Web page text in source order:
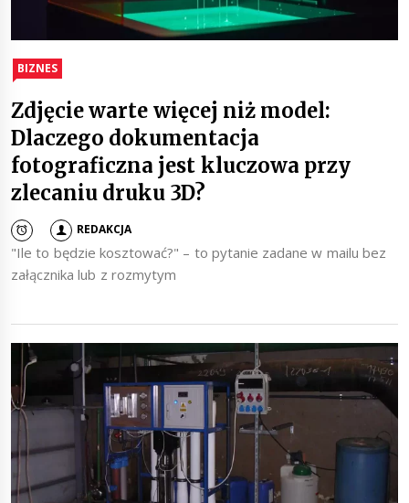
BIZNES
Zdjęcie warte więcej niż model:
Dlaczego dokumentacja
fotograficzna jest kluczowa przy
zlecaniu druku 3D?
REDAKCJA
"Ile to będzie kosztować?" – to pytanie zadane w mailu bez
załącznika lub z rozmytym